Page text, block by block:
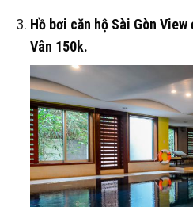
Hồ bơi căn hộ Sài Gòn
Vân 150k.